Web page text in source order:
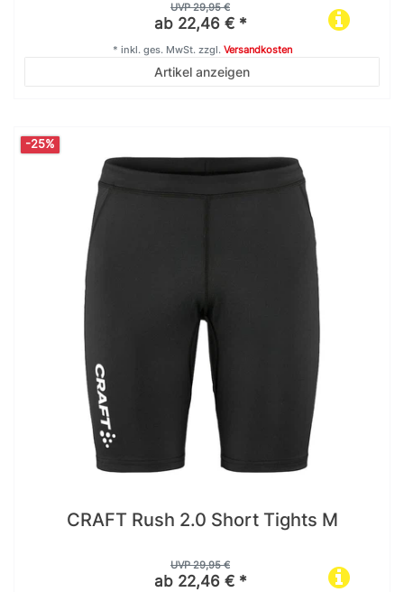
UVP 29,95 €
ab 22,46 € *
Artikel anzeigen
* inkl. ges. MwSt.zzgl. Versandkosten
-25%
CRAFT Rush 2.0 Short Tights M
UVP 29,95 €
ab 22,46 € *